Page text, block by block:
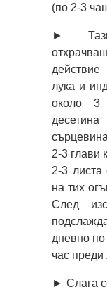
(по 2-3
►
лука и
около 3
десетина
2-3 глави
2-3
на тих
След
дневно
час преди
► Слага